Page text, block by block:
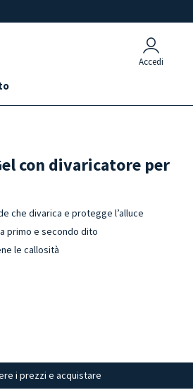
Accedi
con divaricatore per
che divarica e protegge l’alluce
primo e secondo dito
le callosità
i prezzi e acquistare